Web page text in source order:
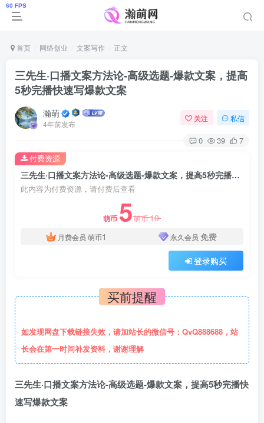
首页 网络创业 文案写作 正文
三先生·口播文案方法论-高级选题-爆款文案，提高
5秒完播快速写爆款文案
瀚萌
4年前发布
关注 私信
0 39 7
三先生·口播文案方法论-高级选题-爆款文案，提高5秒完播快速写爆款文案
此内容为付费资源，请付费后查看
萌币 5萌币10
月费会员 萌币1 永久会员 免费
登录购买
付费资源
买前提醒
如发现网盘下载链接失效，请加站长的微信号：QvQ888688，站
长会在第一时间补发资料，谢谢理解
三先生·口播文案方法论-高级选题-爆款文案，提高5秒完播快
速写爆款文案